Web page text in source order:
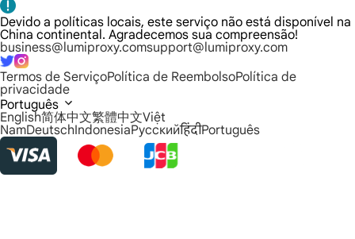
Devido a políticas locais, este serviço não está disponível na
China continental. Agradecemos sua compreensão!
business@lumiproxy.comsupport@lumiproxy.com
Termos de ServiçoPolítica de ReembolsoPolítica de
privacidade
Português
English简体中文繁體中文Việt
NamDeutschIndonesiaРусскийहिंदीPortuguês